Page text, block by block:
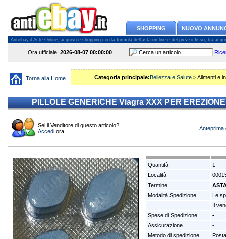
SHOPPING NUOVO
Antiebay.it Aste Online, acquisti e shopping con la formula dell'asta on line e del prezzo fisso, tra
Ora ufficiale: 2026-08-07 00:00:00
Torna alla Home Categoria principale:Bellezza e Salute > Alimenti e
PILLOLE GENERICHE Viagra XXX PER
Sei il Venditore di questo articolo?
Accedi ora Anteprima
Quantità
1
Località
Termine
Modalità Spedizione
Le
Il
Spese di Spedizione
-
Assicurazione
-
Metodo di spedizione